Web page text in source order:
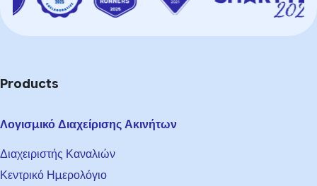
Products
Λογισμικό Διαχείρισης Ακινήτων
Διαχειριστής Καναλιών
Κεντρικό Ημερολόγιο